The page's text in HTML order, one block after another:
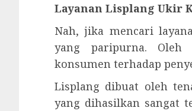
Layanan Lisplang Ukir
Nah, jika mencari
yang paripurna. Oleh
konsumen terhadap
Lisplang dibuat oleh
yang dihasilkan sangat